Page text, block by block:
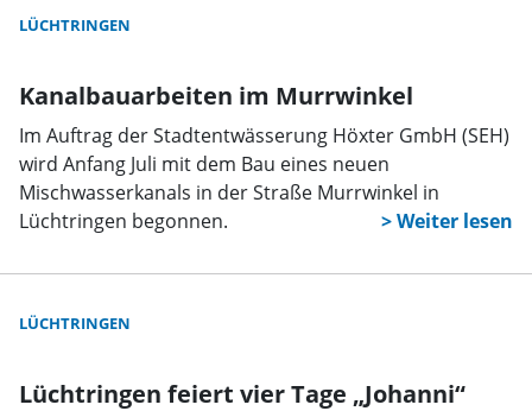
Nebenbei können HerbstDekorationsartikel von „lovely
LÜCHTRINGEN
Kanalbauarbeiten im Murrwinkel
Im Auftrag der Stadtentwässerung Höxter GmbH (SEH)
wird Anfang Juli mit dem Bau eines neuen
Mischwasserkanals in der Straße Murrwinkel in
Lüchtringen begonnen.
LÜCHTRINGEN
Lüchtringen feiert vier Tage „Johanni“